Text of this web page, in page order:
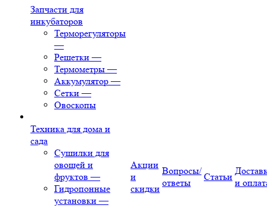
Запчасти для
инкубаторов
Терморегуляторы
—
Решетки —
Термометры —
Аккумулятор —
Сетки —
Овоскопы
Техника для дома и
сада
Сушилки для
овощей и
фруктов —
Гидропонные
установки —
Акции
и
скидки
Вопросы/
ответы
Статьи
и